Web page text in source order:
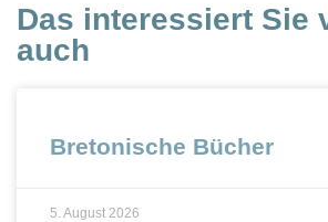
Das interessiert Sie
auch
Bretonische Bücher
5. August 2026